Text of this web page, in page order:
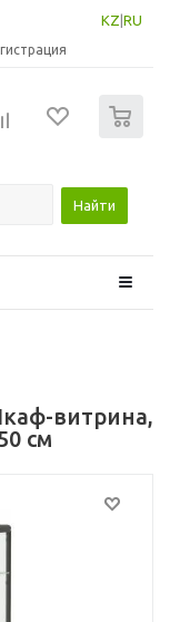
KZ RU
Найти
витрина,
см